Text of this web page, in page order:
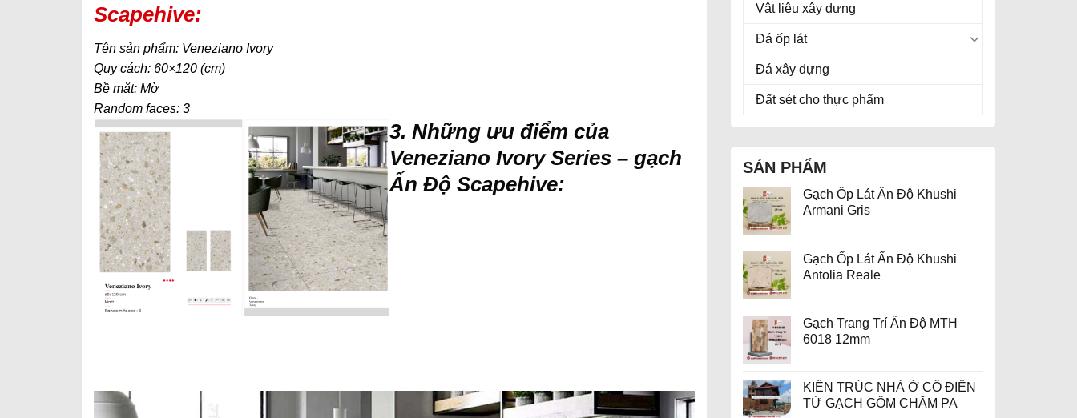
Vật liệu xây dựng
Đá ốp lát
Đá xây dựng
Đất sét cho thực phẩm
SẢN PHẨM
Gạch Ốp Lát Ấn Độ Khushi
Armani Gris
Gạch Ốp Lát Ấn Độ Khushi
Antolia Reale
Gạch Trang Trí Ấn Độ MTH
6018 12mm
KIẾN TRÚC NHÀ Ở CỔ ĐIỂN
TỪ GẠCH GỐM CHĂM PA
Scapehive:
Tên sản phẩm: Veneziano Ivory
Quy cách: 60×120 (cm)
Bề mặt: Mờ
Random faces: 3
3. Những ưu điểm của
Veneziano Ivory Series – gạch
Ấn Độ Scapehive: